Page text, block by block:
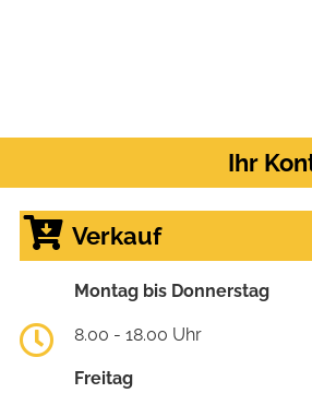
Ihr
Verkauf
Montag bis Donnerstag
8.00 - 18.00 Uhr
Freitag